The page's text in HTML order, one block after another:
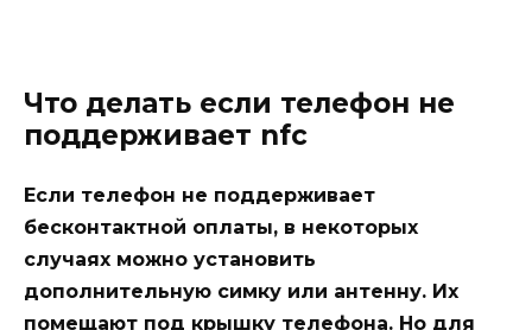
Что делать если телефон не
поддерживает nfc
Если телефон не поддерживает
бесконтактной оплаты, в некоторых
случаях можно установить
дополнительную симку или антенну. Их
помещают под крышку телефона. Но для